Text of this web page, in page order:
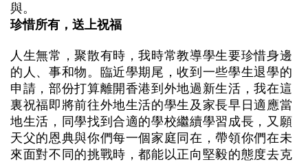
與。
珍惜所有，送上祝福
人生無常，聚散有時，我時常教導學生要珍惜身邊
的人、事和物。臨近學期尾，收到一些學生退學的
申請，部份打算離開香港到外地過新生活，我在這
裏祝福即將前往外地生活的學生及家長早日適應當
地生活，同學找到合適的學校繼續學習成長，又願
天父的恩典與你們每一個家庭同在，帶領你們在未
來面對不同的挑戰時，都能以正向堅毅的態度去克